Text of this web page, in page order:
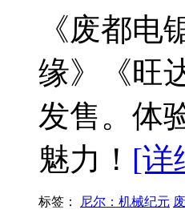
《废都
缘》《旺
发售。体
魅力！ [详
标签： 尼尔：机械纪元